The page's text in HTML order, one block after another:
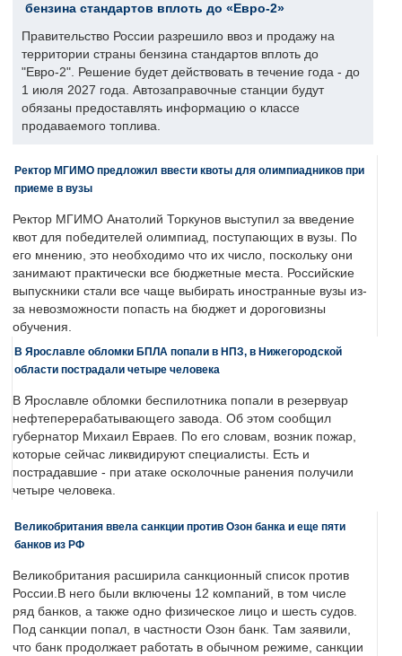
бензина стандартов вплоть до «Евро-2»
Правительство России разрешило ввоз и продажу на
территории страны бензина стандартов вплоть до
"Евро-2". Решение будет действовать в течение года - до
1 июля 2027 года. Автозаправочные станции будут
обязаны предоставлять информацию о классе
продаваемого топлива.
Ректор МГИМО предложил ввести квоты для олимпиадников при
приеме в вузы
Ректор МГИМО Анатолий Торкунов выступил за введение
квот для победителей олимпиад, поступающих в вузы. По
его мнению, это необходимо что их число, поскольку они
занимают практически все бюджетные места. Российские
выпускники стали все чаще выбирать иностранные вузы из-
за невозможности попасть на бюджет и дороговизны
обучения.
В Ярославле обломки БПЛА попали в НПЗ, в Нижегородской
области пострадали четыре человека
В Ярославле обломки беспилотника попали в резервуар
нефтеперерабатывающего завода. Об этом сообщил
губернатор Михаил Евраев. По его словам, возник пожар,
которые сейчас ликвидируют специалисты. Есть и
пострадавшие - при атаке осколочные ранения получили
четыре человека.
Великобритания ввела санкции против Озон банка и еще пяти
банков из РФ
Великобритания расширила санкционный список против
России.В него были включены 12 компаний, в том числе
ряд банков, а также одно физическое лицо и шесть судов.
Под санкции попал, в частности Озон банк. Там заявили,
что банк продолжает работать в обычном режиме, санкции